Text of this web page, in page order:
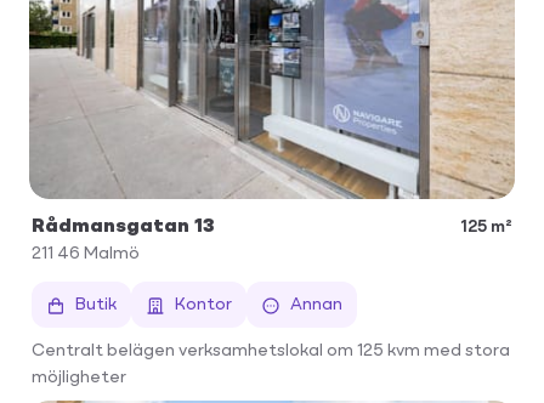
Rådmansgatan 13
125 m²
211 46 Malmö
Butik Kontor Annan
Centralt belägen verksamhetslokal om 125 kvm med stora
möjligheter